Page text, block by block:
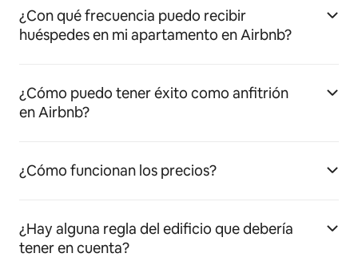
¿Con qué frecuencia puedo recibir
huéspedes en mi apartamento en Airbnb?
¿Cómo puedo tener éxito como anfitrión
en Airbnb?
¿Cómo funcionan los precios?
¿Hay alguna regla del edificio que debería
tener en cuenta?